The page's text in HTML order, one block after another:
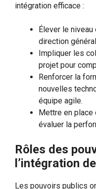
intégration efficace :
Élever le niveau
direction
Impliquer les
projet pour
Renforcer la
nouvelles
équipe agile.
Mettre en place
évaluer la
Rôles des
l’intégration
Les pouvoirs publics